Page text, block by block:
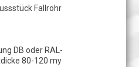
Fallrohr
DB oder RAL-
80-120 my